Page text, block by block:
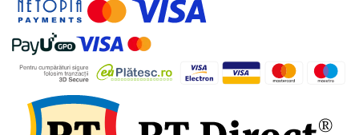
Grupuri de pompare apa
Rezervoare apa si accesorii stocare
Echipamente de filtrare si
dedurizare apa
Contoare de apa - Apometre
Camine apometru